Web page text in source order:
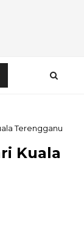
Terengganu
Kuala